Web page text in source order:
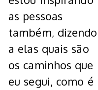
as pessoas
também, dizendo
a elas quais são
os caminhos que
eu segui, como é